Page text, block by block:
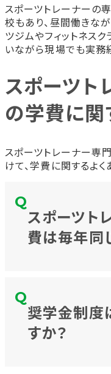
スポーツトレーナーの
校もあり、昼間働きな
ツジムやフィットネス
いながら現場でも実務
スポーツト
の学費に関
スポーツトレーナー専
けて、学費に関するよ
スポーツト
費は毎年同
奨学金制度
すか？